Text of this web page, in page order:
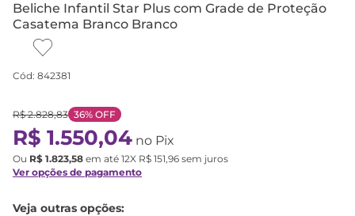
Beliche Infantil Star Plus com Grade de Proteção
Casatema Branco Branco
Cód: 842381
R$ 2.828,83 36% OFF
R$ 1.550,04 no Pix
Ou R$ 1.823,58 em até 12X R$ 151,96 sem juros
Ver opções de pagamento
Veja outras opções: